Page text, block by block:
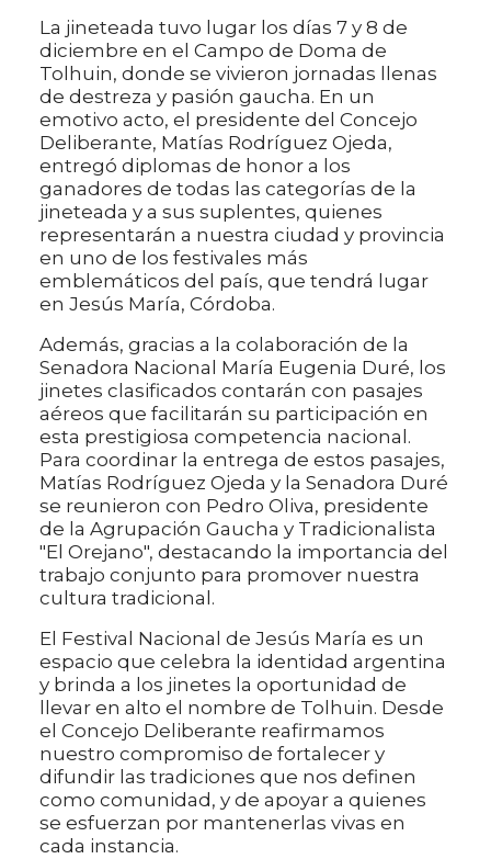
La jineteada tuvo lugar los días 7 y 8 de
diciembre en el Campo de Doma de
Tolhuin, donde se vivieron jornadas llenas
de destreza y pasión gaucha. En un
emotivo acto, el presidente del Concejo
Deliberante, Matías Rodríguez Ojeda,
entregó diplomas de honor a los
ganadores de todas las categorías de la
jineteada y a sus suplentes, quienes
representarán a nuestra ciudad y provincia
en uno de los festivales más
emblemáticos del país, que tendrá lugar
en Jesús María, Córdoba.
Además, gracias a la colaboración de la
Senadora Nacional María Eugenia Duré, los
jinetes clasificados contarán con pasajes
aéreos que facilitarán su participación en
esta prestigiosa competencia nacional.
Para coordinar la entrega de estos pasajes,
Matías Rodríguez Ojeda y la Senadora Duré
se reunieron con Pedro Oliva, presidente
de la Agrupación Gaucha y Tradicionalista
"El Orejano", destacando la importancia del
trabajo conjunto para promover nuestra
cultura tradicional.
El Festival Nacional de Jesús María es un
espacio que celebra la identidad argentina
y brinda a los jinetes la oportunidad de
llevar en alto el nombre de Tolhuin. Desde
el Concejo Deliberante reafirmamos
nuestro compromiso de fortalecer y
difundir las tradiciones que nos definen
como comunidad, y de apoyar a quienes
se esfuerzan por mantenerlas vivas en
cada instancia.